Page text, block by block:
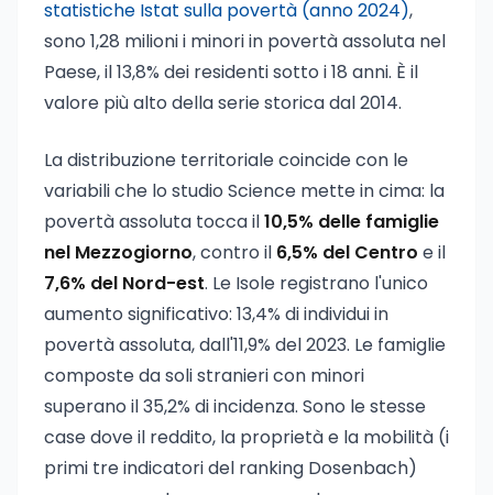
statistiche Istat sulla povertà (anno 2024),
sono 1,28 milioni i minori in povertà assoluta nel
Paese, il 13,8% dei residenti sotto i 18 anni. È il
valore più alto della serie storica dal 2014.
La distribuzione territoriale coincide con le
variabili che lo studio Science mette in cima: la
povertà assoluta tocca il10,5% delle famiglie
nel Mezzogiorno, contro il 6,5% del Centro e il
7,6% del Nord-est. Le Isole registrano l'unico
aumento significativo: 13,4% di individui in
povertà assoluta, dall'11,9% del 2023. Le famiglie
composte da soli stranieri con minori
superano il 35,2% di incidenza. Sono le stesse
case dove il reddito, la proprietà e la mobilità (i
primi tre indicatori del ranking Dosenbach)